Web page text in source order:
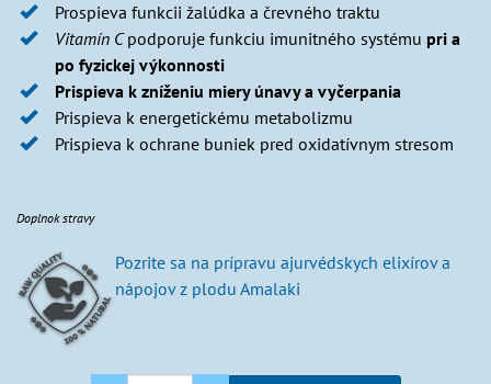
Prospieva funkcii žalúdka a črevného traktu
Vitamín Cpodporuje funkciu imunitného systému pri a
po fyzickej výkonnosti
Prispieva k zníženiu miery únavy a vyčerpania
Prispieva k energetickému metabolizmu
Prispieva k ochrane buniek pred oxidatívnym stresom
Doplnok stravy
Pozrite sa na prípravu ajurvédskych elixírov a
nápojov z plodu Amalaki